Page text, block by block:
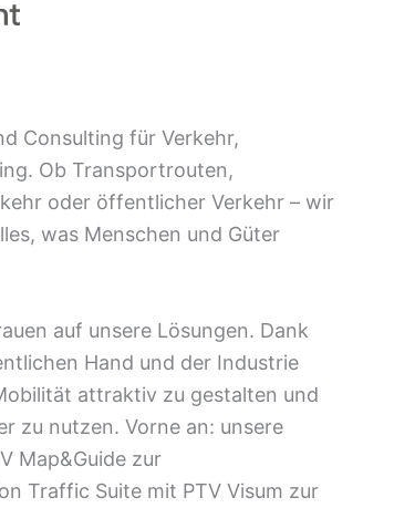
Consulting für Verkehr,
Ob Transportrouten,
oder öffentlicher Verkehr – wir
was Menschen und Güter
auf unsere Lösungen. Dank
Hand und der Industrie
attraktiv zu gestalten und
zu nutzen. Vorne an: unsere
Map&Guide zur
Traffic Suite mit PTV Visum zur